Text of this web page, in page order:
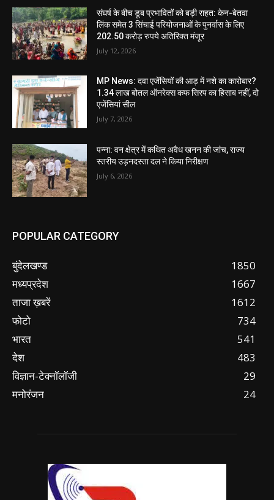
संघर्ष के बीच डूब प्रभावितों को बड़ी राहत: केन-बेतवा
लिंक समेत 3 सिंचाई परियोजनाओं के पुनर्वास के लिए
202.50 करोड़ रुपये अतिरिक्त मंजूर
July 12, 2026
MP News: दवा एजेंसियों की आड़ में नशे का कारोबार?
1.34 लाख बोतल ऑनरेक्स कफ सिरप का हिसाब नहीं, दो
एजेंसियां सील
July 7, 2026
पन्ना: वन क्षेत्र में कथित अवैध खनन की जांच, राज्य
स्तरीय उड़नदस्ता दल ने किया निरीक्षण
July 6, 2026
POPULAR CATEGORY
बुंदेलखण्ड
1850
मध्यप्रदेश
1667
ताजा ख़बरें
1612
फोटो
734
भारत
541
देश
483
विज्ञान-टेक्नॉलॉजी
29
मनोरंजन
24